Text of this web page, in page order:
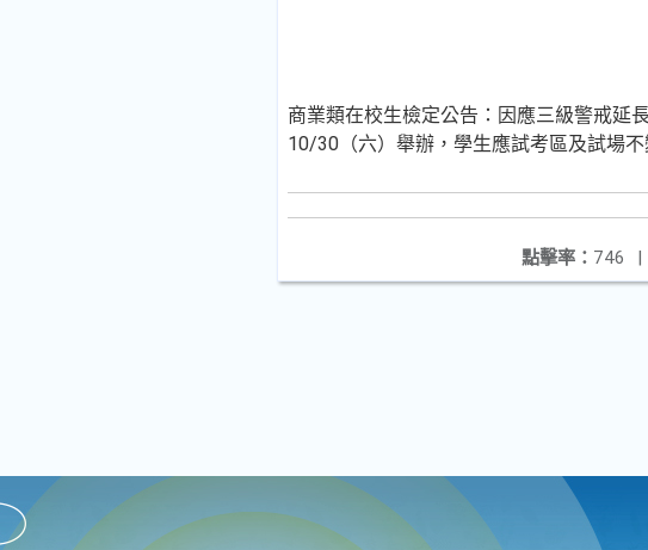
商業類在校生檢定公告：因應三級警戒延
10/30（六）舉辦，學生應試考區及試場不
點擊率： 746 |